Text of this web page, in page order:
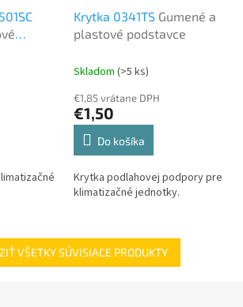
Krytka 0341TS Gumené a
plastové podstavce
Skladom (>5 ks)
€1,85 vrátane DPH
€1,50
Do košíka
Krytka podlahovej podpory pre
klimatizačné jednotky.
VŠETKY SÚVISIACE PRODUKTY